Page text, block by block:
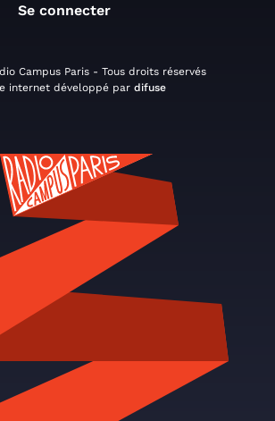
Se connecter
Campus Paris - Tous droits réservés
internet développé par difuse